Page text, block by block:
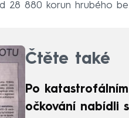
28 880 korun hrubého
Čtěte také
Po
očkování nabídli